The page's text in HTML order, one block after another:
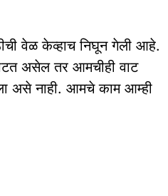
वेळ केव्हाच निघून गेली आहे.
असेल तर आमचीही वाट
असे नाही. आमचे काम आम्ही